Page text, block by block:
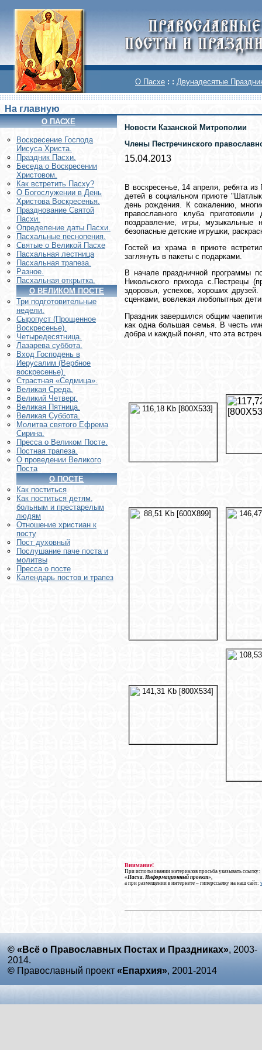
О Пасхе : : Двунадесятые
На главную
О ПАСХЕ
Воскреcение Господа
Иисуса Христа.
Праздник Пасхи.
Беседа о Воскресении
Христовом.
Как встретить Пасху?
О Богослужении в День
Христова Воскресенья.
Празднование Святой
Пасхи.
Определение даты Пасхи.
Пасхальные песнопения.
Святые о Великой Пасхе
Пасхальная лестница
Пасхальная трапеза.
Разное.
Пасхальная открытка.
О ВЕЛИКОМ ПОСТЕ
Три подготовительные
недели.
Сыропуст (Прощенное
Воскресенье).
Четыредесятница.
Лазарева суббота.
Вход Господень в
Иерусалим (Вербное
воскресенье).
Страстная «Седмица».
Великая Среда.
Великий Четверг.
Великая Пятница.
Великая Суббота.
Молитва святого Ефрема
Сирина.
Пресса о Великом Посте.
Постная трапеза.
О проведении Великого
Поста
О ПОСТЕ
Как поститься
Как поститься детям,
больным и престарелым
людям
Отношение христиан к
посту
Пост духовный
Послушание паче поста и
молитвы
Пресса о посте
Календарь постов и трапез
Новости Казанской Митрополии
Члены Пестречинского
15.04.2013
В воскресенье, 14 апреля, ребята
детей в социальном приюте
день рождения. К сожалению,
православного клуба
поздравление, игры,
безопасные детские игрушки,
Гостей из храма в приюте
заглянуть в пакеты с подарками.
В начале праздничной программы
Никольского прихода с.Пестрецы
здоровья, успехов, хороших
сценками, вовлекая любопытных
Праздник завершился общим
как одна большая семья. В честь
добра и каждый понял, что эта
Внимание!
При использовании материалов просьба указывать ссылку:
«Пасха. Информационный проект»
а при размещении в интернете – гиперссылку на наш сайт:
© «Всё о Православных Постах и Праздниках», 2003-
2014.
© Православный проект «Епархия», 2001-2014